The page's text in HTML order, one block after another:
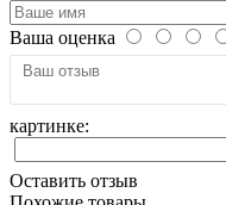
Ваша оценка
картинке:
Оставить отзыв